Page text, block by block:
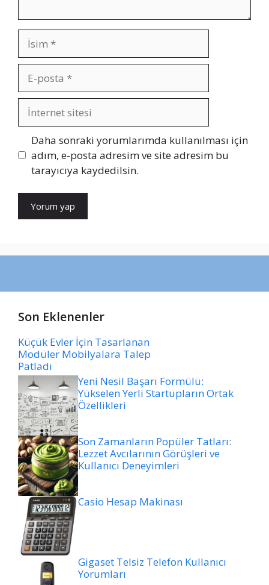
İsim
posta
İnternet
sitesi
Daha sonraki yorumlarımda kullanılması için
adım, e-posta adresim ve site adresim bu
tarayıcıya kaydedilsin.
Son Eklenenler
Küçük Evler İçin Tasarlanan
Modüler Mobilyalara Talep
Patladı
Yeni Nesil Başarı Formülü:
Yükselen Yerli Startupların Ortak
Özellikleri
Son Zamanların Popüler Tatları:
Lezzet Avcılarının Görüşleri ve
Kullanıcı Deneyimleri
Casio Hesap Makinası
Gigaset Telsiz Telefon Kullanıcı
Yorumları